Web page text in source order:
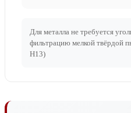
Для металла не требуется
фильтрацию мелкой твёрдой
H13)